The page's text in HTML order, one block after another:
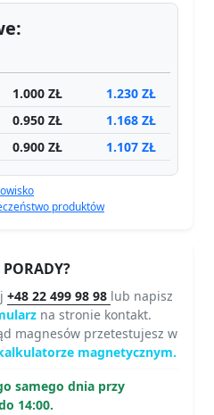
1.000 ZŁ 1.230 ZŁ
0.950 ZŁ 1.168 ZŁ
0.900 ZŁ 1.107 ZŁ
produktów
PORADY?
+48 22 499 98 98 lub napisz
na stronie kontakt.
magnesów przetestujesz w
magnetycznym.
samego dnia przy
14:00.